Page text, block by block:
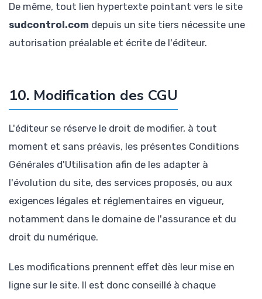
De même, tout lien hypertexte pointant vers le site
sudcontrol.com depuis un site tiers nécessite une
autorisation préalable et écrite de l'éditeur.
10. Modification des CGU
L'éditeur se réserve le droit de modifier, à tout
moment et sans préavis, les présentes Conditions
Générales d'Utilisation afin de les adapter à
l'évolution du site, des services proposés, ou aux
exigences légales et réglementaires en vigueur,
notamment dans le domaine de l'assurance et du
droit du numérique.
Les modifications prennent effet dès leur mise en
ligne sur le site. Il est donc conseillé à chaque